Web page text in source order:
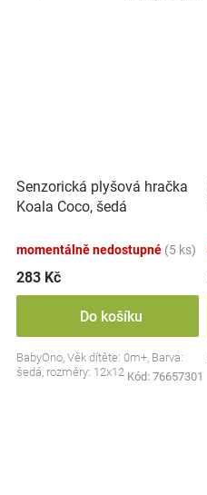
Senzorická plyšová hračka
Koala Coco, šedá
momentálně nedostupné (5 ks)
283 Kč
Do košíku
BabyOno, Věk dítěte: 0m+, Barva:
šedá, rozměry: 12x12 cm.
Kód: 76657301